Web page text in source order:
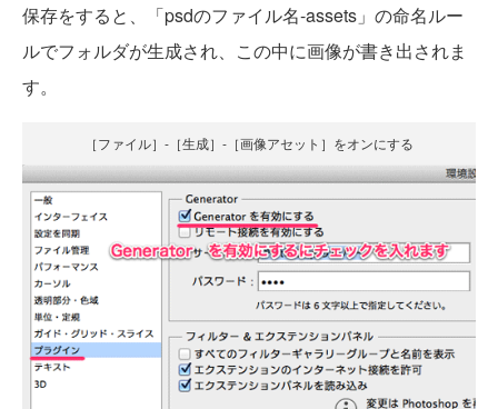
保存をすると、「psdのファイル名-assets」の命名ルー
ルでフォルダが生成され、この中に画像が書き出されま
す。
［ファイル］-［生成］-［画像アセット］をオンにする